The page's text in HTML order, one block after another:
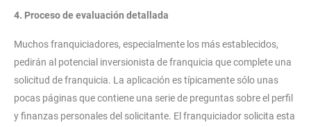
4. Proceso de evaluación detallada
Muchos franquiciadores, especialmente los más establecidos,
pedirán al potencial inversionista de franquicia que complete una
solicitud de franquicia. La aplicación es típicamente sólo unas
pocas páginas que contiene una serie de preguntas sobre el perfil
y finanzas personales del solicitante. El franquiciador solicita esta